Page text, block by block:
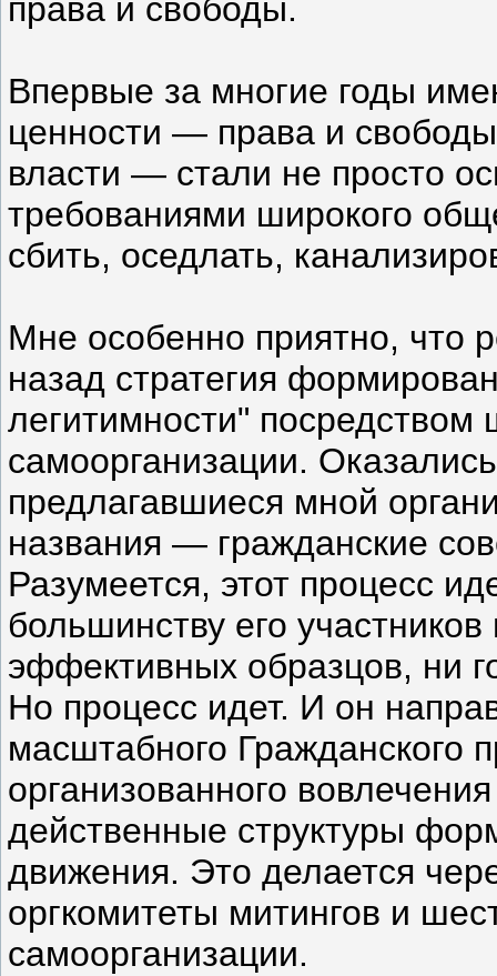
права и свободы.
Впервые за многие годы
ценности — права и
власти — стали не просто
требованиями широкого
сбить, оседлать,
Мне особенно приятно, что
назад стратегия
легитимности" посредством
самоорганизации.
предлагавшиеся мной
названия — гражданские
Разумеется, этот процесс
большинству его
эффективных образцов, ни
Но процесс идет. И он
масштабного Гражданского
организованного
действенные структуры
движения. Это делается
оргкомитеты митингов и
самоорганизации.